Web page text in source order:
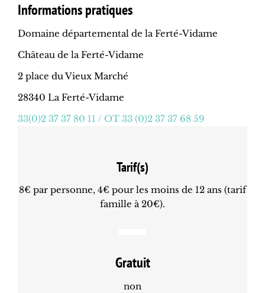
Informations pratiques
Domaine départemental de la Ferté-Vidame
Château de la Ferté-Vidame
2 place du Vieux Marché
28340 La Ferté-Vidame
33(0)2 37 37 80 11 / OT 33 (0)2 37 37 68 59
Tarif(s)
8€ par personne, 4€ pour les moins de 12 ans (tarif
famille à 20€).
Gratuit
non